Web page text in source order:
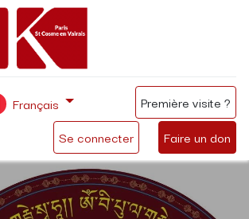
Se connecter Faire un don
Français Première visite ?